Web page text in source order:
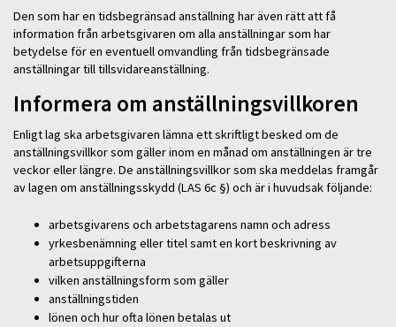
Den som har en tidsbegränsad anställning har även rätt att få
information från arbetsgivaren om alla anställningar som har
betydelse för en eventuell omvandling från tidsbegränsade
anställningar till tillsvidareanställning.
Informera om anställningsvillkoren
Enligt lag ska arbetsgivaren lämna ett skriftligt besked om de
anställningsvillkor som gäller inom en månad om anställningen är tre
veckor eller längre. De anställningsvillkor som ska meddelas framgår
av lagen om anställningsskydd (LAS 6c §) och är i huvudsak följande:
arbetsgivarens och arbetstagarens namn och adress
yrkesbenämning eller titel samt en kort beskrivning av
arbetsuppgifterna
vilken anställningsform som gäller
anställningstiden
lönen och hur ofta lönen betalas ut